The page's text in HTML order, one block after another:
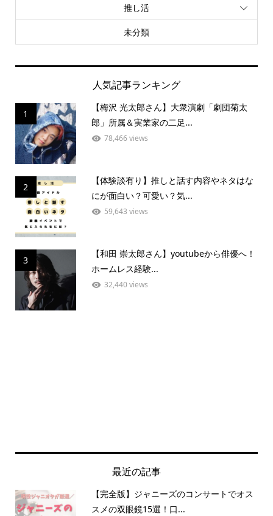
推し活
未分類
人気記事ランキング
1
【梅沢 光太郎さん】大衆演劇「劇団菊太
郎」所属＆実業家の二足...
78,466 views
2
【体験談有り】推しと話す内容やネタはな
にが面白い？可愛い？気...
59,643 views
3
【和田 崇太郎さん】youtubeから俳優へ！
ホームレス経験...
32,440 views
最近の記事
【完全版】ジャニーズのコンサートでオス
スメの双眼鏡15選！口...